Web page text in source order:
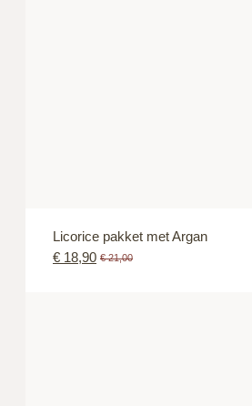
Licorice pakket met Argan
€21,00
€ 18,90